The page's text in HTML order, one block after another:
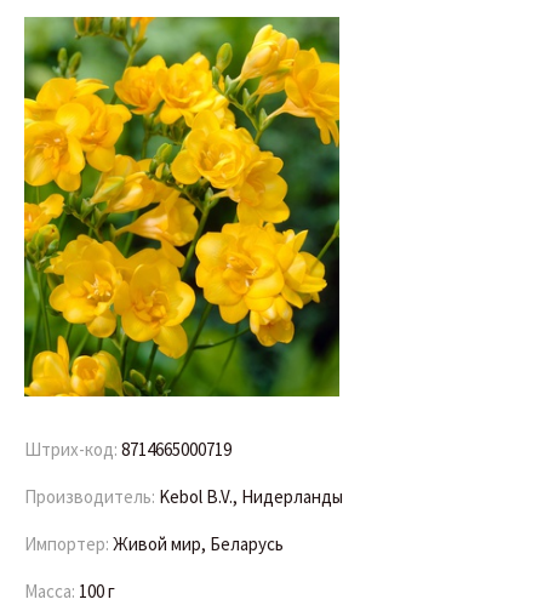
Штрих-код: 8714665000719
Производитель: Kebol B.V., Нидерланды
Импортер: Живой мир, Беларусь
Масса: 100 г